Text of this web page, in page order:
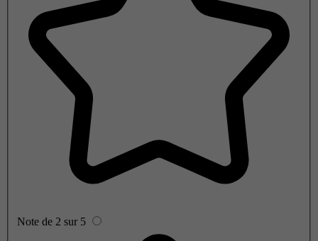
Note de 2 sur 5